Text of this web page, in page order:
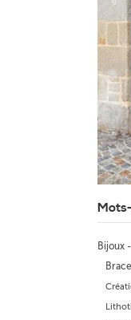
Bijoux